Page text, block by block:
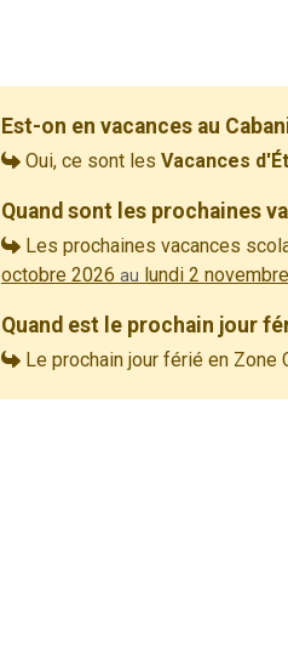
Est-on en vacances au
Oui, ce sont les Vacances
Quand sont les prochaines
Les prochaines vacances
octobre 2026 au lundi 2
Quand est le prochain jour
Le prochain jour férié en Zone